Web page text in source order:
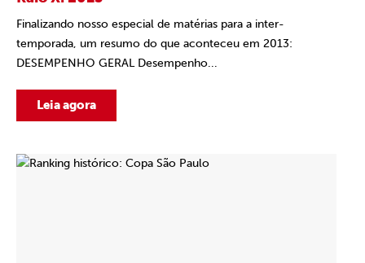
Finalizando nosso especial de matérias para a inter-
temporada, um resumo do que aconteceu em 2013:
DESEMPENHO GERAL Desempenho...
Leia agora